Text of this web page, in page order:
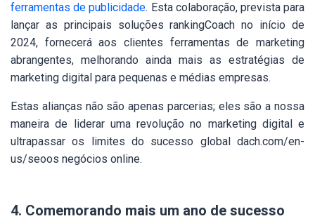
ferramentas de publicidade. Esta colaboração, prevista para
lançar as principais soluções rankingCoach no início de
2024, fornecerá aos clientes ferramentas de marketing
abrangentes, melhorando ainda mais as estratégias de
marketing digital para pequenas e médias empresas.
Estas alianças não são apenas parcerias; eles são a nossa
maneira de liderar uma revolução no marketing digital e
ultrapassar os limites do sucesso global dach.com/en-
us/seoos negócios online.
4. Comemorando mais um ano de sucesso